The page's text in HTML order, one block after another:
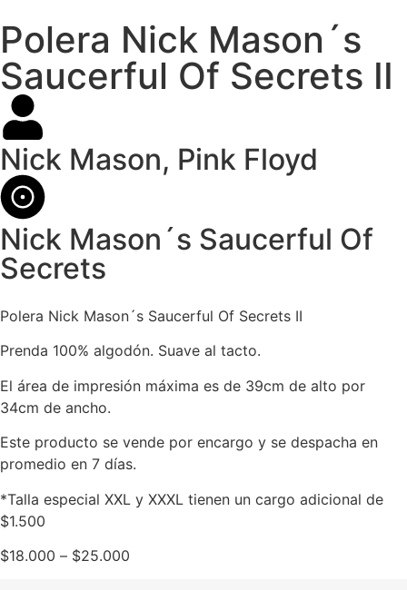
Polera Nick Mason´s
Saucerful Of Secrets II
Nick Mason, Pink Floyd
Nick Mason´s Saucerful Of
Secrets
Polera Nick Mason´s Saucerful Of Secrets II
Prenda 100% algodón. Suave al tacto.
El área de impresión máxima es de 39cm de alto por
34cm de ancho.
Este producto se vende por encargo y se despacha en
promedio en 7 días.
*Talla especial XXL y XXXL tienen un cargo adicional de
$1.500
$18.000 – $25.000